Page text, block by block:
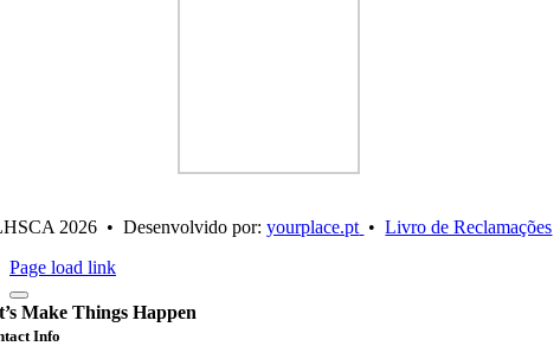
2026 • Desenvolvido por:yourplace.pt •Livro de Reclamações
Page load link
Make Things Happen
Info